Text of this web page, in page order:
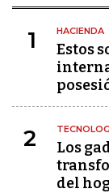
1 HACIENDA
Estos
2
Los
del